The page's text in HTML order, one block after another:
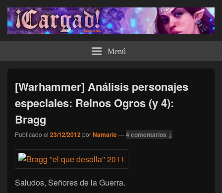
¡Cargad! Menú
[Warhammer] Análisis personajes
especiales: Reinos Ogros (y 4):
Bragg
Publicado el 23/12/2012porNamarie—4 comentarios ↓
Saludos, Señores de la Guerra.